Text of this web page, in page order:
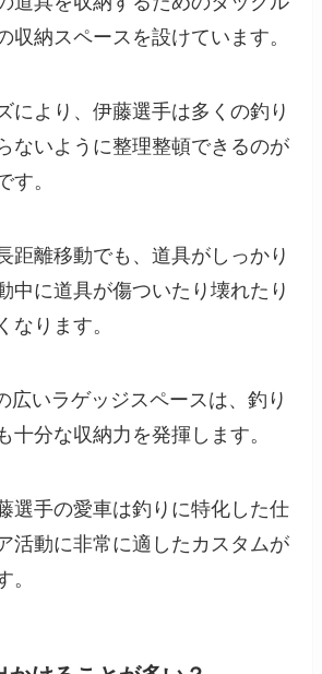
収納スペースを設けています。
により、伊藤選手は多くの釣り
ないように整理整頓できるのが
す。
距離移動でも、道具がしっかり
中に道具が傷ついたり壊れたり
なります。
広いラゲッジスペースは、釣り
十分な収納力を発揮します。
選手の愛車は釣りに特化した仕
活動に非常に適したカスタムが
。